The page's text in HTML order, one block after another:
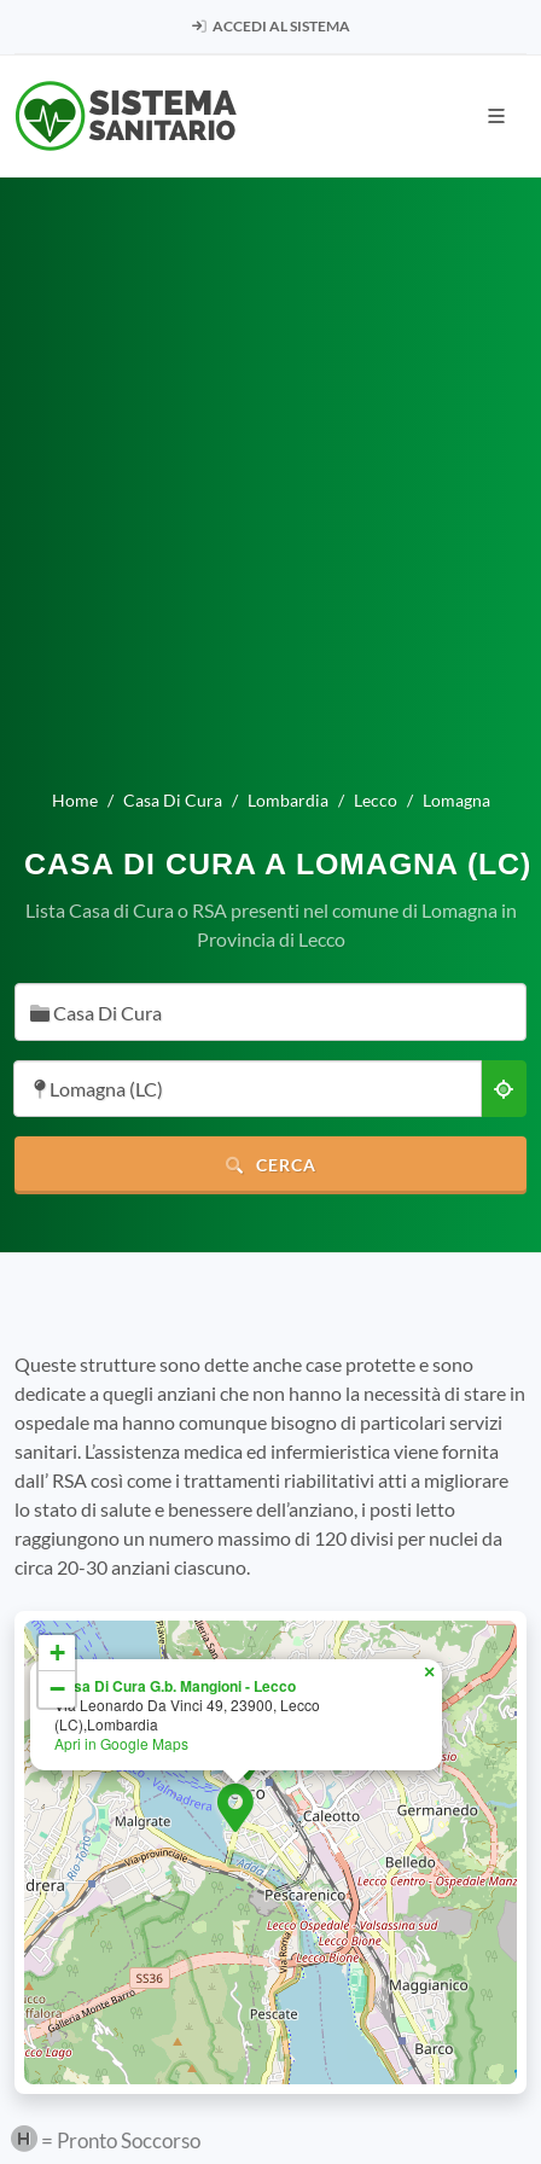
ACCEDI AL SISTEMA
Home Casa Di Cura Lombardia Lecco Lomagna
CASA DI CURA A LOMAGNA (LC)
Lista Casa di Cura o RSA presenti nel comune di Lomagna in
Provincia di Lecco
Casa Di Cura
Lomagna (LC)
CERCA
Queste strutture sono dette anche case protette e sono
dedicate a quegli anziani che non hanno la necessità di stare in
ospedale ma hanno comunque bisogno di particolari servizi
sanitari. L’assistenza medica ed infermieristica viene fornita
dall’ RSA così come i trattamenti riabilitativi atti a migliorare
lo stato di salute e benessere dell’anziano, i posti letto
raggiungono un numero massimo di 120 divisi per nuclei da
circa 20-30 anziani ciascuno.
Casa Di Cura G.b. Mangioni - Lecco
Via Leonardo Da Vinci 49, 23900, Lecco
(LC),Lombardia
Apri in Google Maps
×
+
−
= Pronto Soccorso